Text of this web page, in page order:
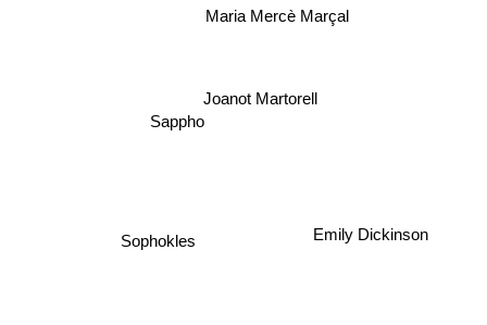
Joanot Martorell
Maria Mercè Marçal
Sappho
Sophokles Emily Dickinson